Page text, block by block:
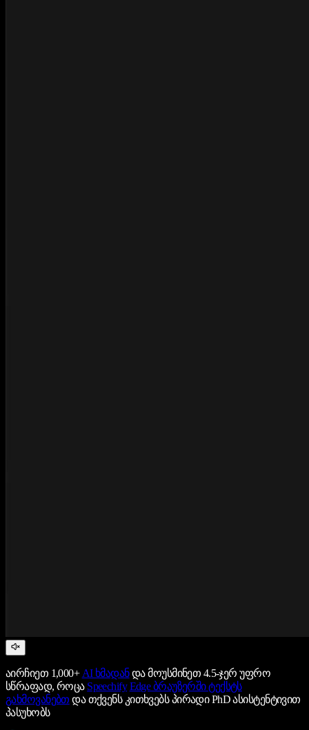
აირჩიეთ 1,000+ AI ხმადანდა მოუსმინეთ 4.5-ჯერ უფრო
სწრაფად, როცა Speechify Edge ბრაუზერში ტექსტს
გახმოვანებთ და თქვენს კითხვებს პირადი PhD ასისტენტივით
პასუხობს